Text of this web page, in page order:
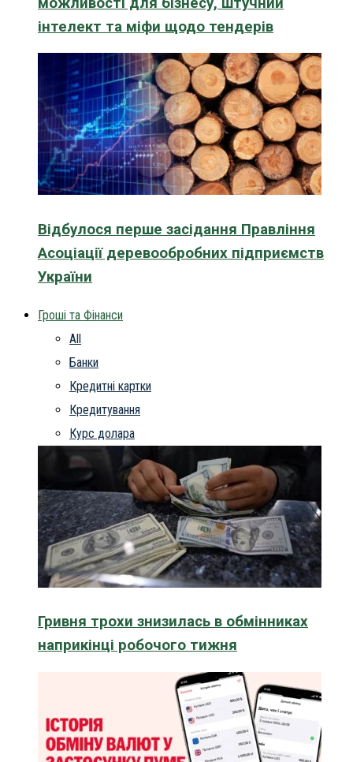
інтелект та міфи щодо тендерів
Відбулося перше засідання Правління
Асоціації деревообробних підприємств
України
Гроші та Фінанси
All
Банки
Кредитні картки
Кредитування
Курс долара
Гривня трохи знизилась в обмінниках
наприкінці робочого тижня